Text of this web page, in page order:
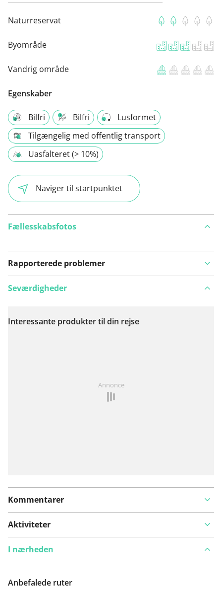
Naturreservat
Byområde
Vandrig område
Egenskaber
Bilfri Bilfri
Lusformet
Tilgængelig med offentlig transport
Uasfalteret (> 10%)
Naviger til startpunktet
Fællesskabsfotos
Rapporterede problemer
Se på kort
Seværdigheder
Interessante produkter til din rejse
Annonce
Kommentarer
Aktiviteter
I nærheden
Anbefalede ruter